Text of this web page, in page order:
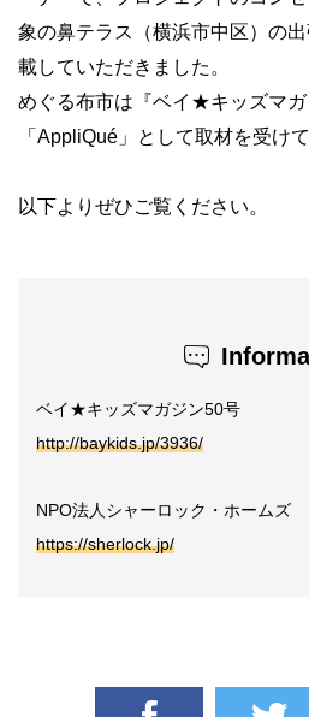
象の鼻テラス（横浜市中区）の
載していただきました。
めぐる布市は『ベイ★キッズマ
「AppliQué」として取材を受けて
以下よりぜひご覧ください。
ベイ★キッズマガジン50号
http://baykids.jp/3936/
NPO法人シャーロック・ホームズ
https://sherlock.jp/